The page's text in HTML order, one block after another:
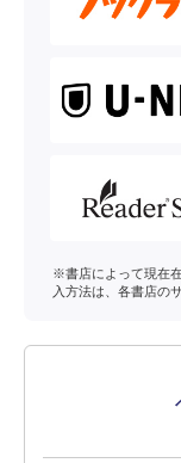
※書店によって現在
入方法は、各書店の